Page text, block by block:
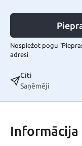
Nospiežot pogu
adresi
Citi
Saņēmēji
Informācija